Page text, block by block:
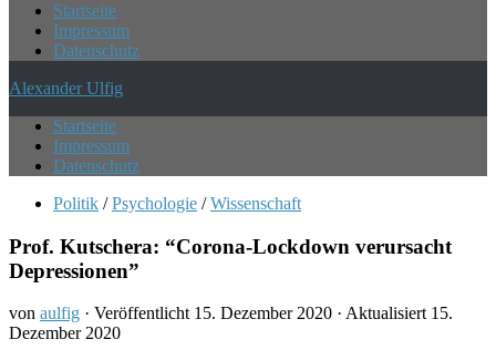
Startseite
Impressum
Datenschutz
Alexander Ulfig
Startseite
Impressum
Datenschutz
Politik / Psychologie / Wissenschaft
Prof. Kutschera: “Corona-Lockdown verursacht
Depressionen”
von aulfig · Veröffentlicht 15. Dezember 2020 · Aktualisiert 15.
Dezember 2020